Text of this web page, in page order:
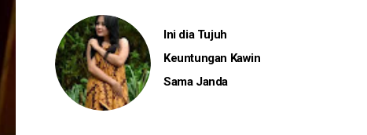
Ini dia Tujuh
Keuntungan Kawin
Sama Janda